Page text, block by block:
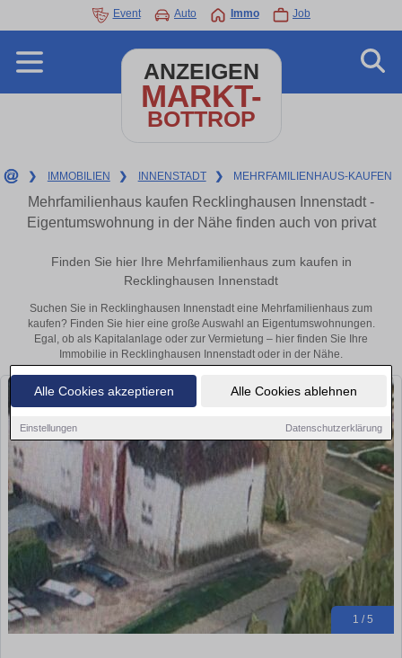
Alle Cookies akzeptieren Alle Cookies ablehnen
Einstellungen Datenschutzerklärung
Event Auto Immo Job
ANZEIGEN
MARKT-
BOTTROP
❯ IMMOBILIEN ❯ INNENSTADT ❯ MEHRFAMILIENHAUS-KAUFEN
Mehrfamilienhaus kaufen Recklinghausen Innenstadt -
Eigentumswohnung in der Nähe finden auch von privat
Finden Sie hier Ihre Mehrfamilienhaus zum kaufen in
Recklinghausen Innenstadt
Suchen Sie in Recklinghausen Innenstadt eine Mehrfamilienhaus zum
kaufen? Finden Sie hier eine große Auswahl an Eigentumswohnungen.
Egal, ob als Kapitalanlage oder zur Vermietung – hier finden Sie Ihre
Immobilie in Recklinghausen Innenstadt oder in der Nähe.
1 / 5